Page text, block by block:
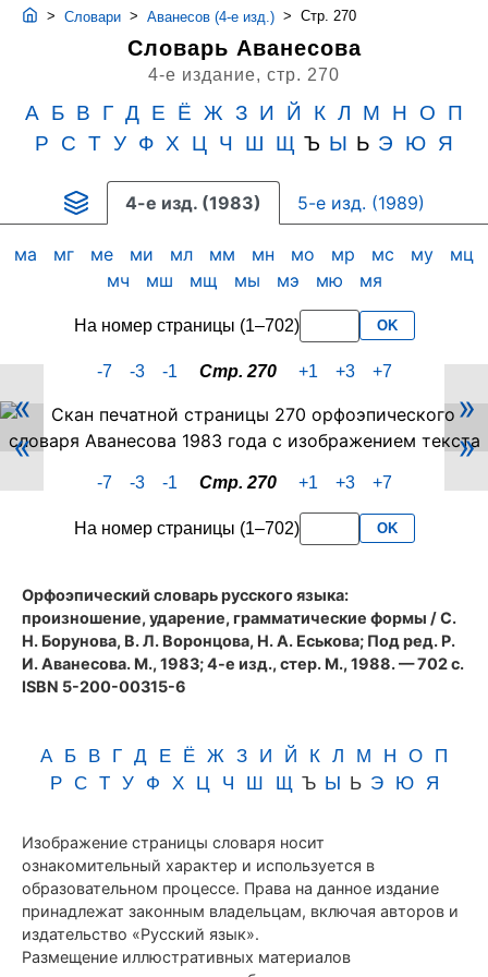
> Словари > Аванесов (4-е изд.) > Стр. 270
Словарь Аванесова
4-е издание, стр. 270
А Б В Г Д Е Ё Ж З И Й К Л М Н О
П
Р
С Т У Ф Х Ц Ч Ш Щ Ъ Ы Ь Э Ю Я
4-е изд. (1983) 5-е изд. (1989)
ма мг ме ми мл мм мн мо мр мс му
мц
мч
мш мщ мы мэ мю мя
На номер страницы (1–702) OK
-7 -3 -1 Стр. 270 +1 +3 +7
Скан
PDF-
страницы
270
Аванесова
«
»
«
»
-7 -3 -1 Стр. 270 +1 +3 +7
На номер страницы (1–702) OK
Орфоэпический словарь русского языка:
произношение, ударение, грамматические формы / С.
Н. Борунова, В. Л. Воронцова, Н. А. Еськова; Под ред. Р.
И. Аванесова. М., 1983; 4-е изд., стер. М., 1988. — 702 с.
ISBN 5-200-00315-6
А Б В Г Д Е Ё Ж З И Й К Л М Н О П
Р С Т У Ф Х Ц Ч Ш Щ Ъ Ы Ь Э Ю Я
Изображение страницы словаря носит
ознакомительный характер и используется в
образовательном процессе. Права на данное издание
принадлежат законным владельцам, включая авторов и
издательство «Русский язык».
Размещение иллюстративных материалов